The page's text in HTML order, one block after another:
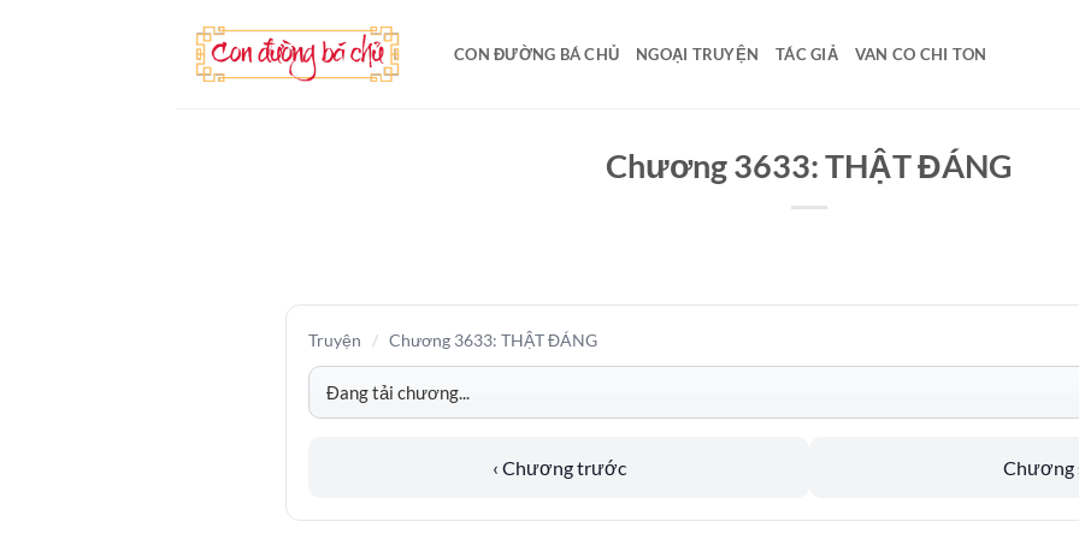
CON ĐƯỜNG BÁ CHỦ NGOẠI TRUYỆN TÁC GIẢ VAN CO CHI TON
Chương 3633: THẬT ĐÁNG
Truyện / Chương 3633: THẬT ĐÁNG
‹ Chương trước Chương